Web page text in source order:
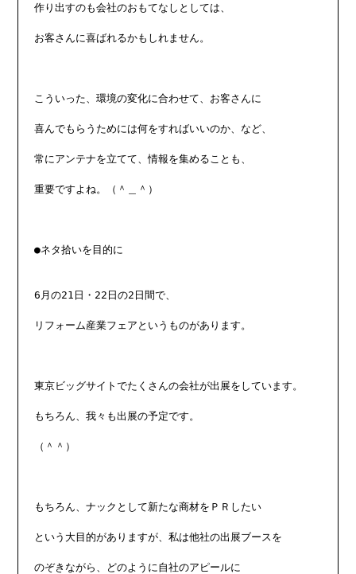
作り出すのも会社のおもてなしとしては、
お客さんに喜ばれるかもしれません。
こういった、環境の変化に合わせて、お客さんに
喜んでもらうためには何をすればいいのか、など、
常にアンテナを立てて、情報を集めることも、
重要ですよね。（＾＿＾）
●ネタ拾いを目的に
6月の21日・22日の2日間で、
リフォーム産業フェアというものがあります。
東京ビッグサイトでたくさんの会社が出展をしています。
もちろん、我々も出展の予定です。
（＾＾）
もちろん、ナックとして新たな商材をＰＲしたい
という大目的がありますが、私は他社の出展ブースを
のぞきながら、どのように自社のアピールに